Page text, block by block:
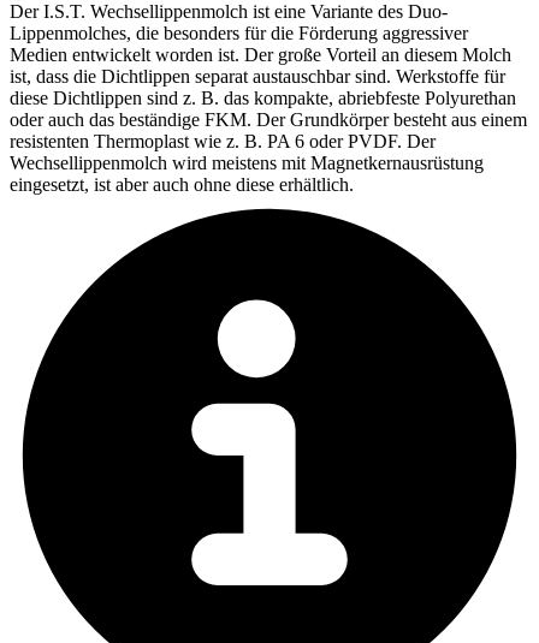
Der I.S.T. Wechsellippenmolch ist eine Variante des Duo-
Lippenmolches, die besonders für die Förderung aggressiver
Medien entwickelt worden ist. Der große Vorteil an diesem Molch
ist, dass die Dichtlippen separat austauschbar sind. Werkstoffe für
diese Dichtlippen sind z. B. das kompakte, abriebfeste Polyurethan
oder auch das beständige FKM. Der Grundkörper besteht aus einem
resistenten Thermoplast wie z. B. PA 6 oder PVDF. Der
Wechsellippenmolch wird meistens mit Magnetkernausrüstung
eingesetzt, ist aber auch ohne diese erhältlich.